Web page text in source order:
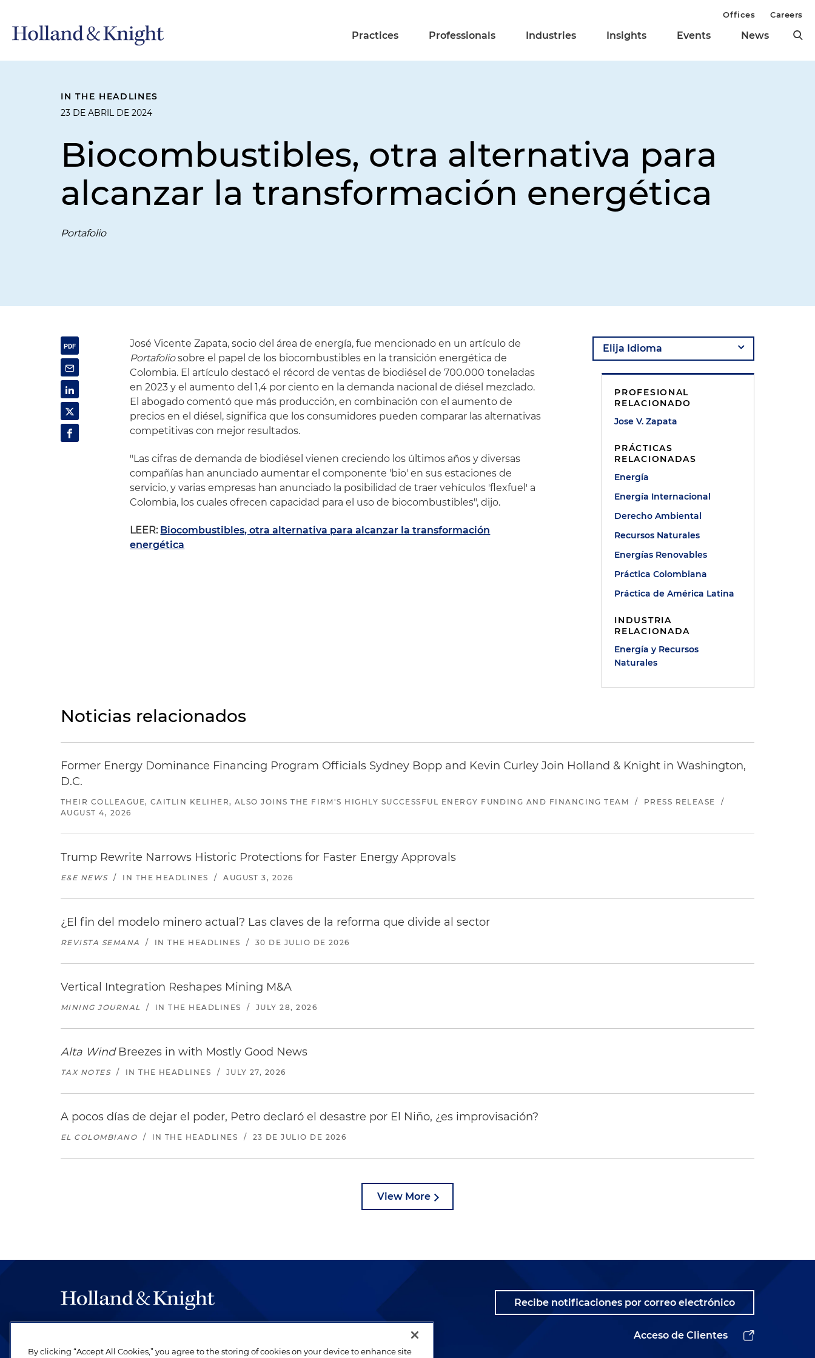
Practices Professionals Industries Insights Events News
Offices Careers
IN THE HEADLINES
23 DE ABRIL DE 2024
Biocombustibles, otra alternativa para
alcanzar la transformación energética
Portafolio
José Vicente Zapata, socio del área de energía, fue mencionado en un artículo de
Portafoliosobre el papel de los biocombustibles en la transición energética de
Colombia. El artículo destacó el récord de ventas de biodiésel de 700.000 toneladas
en 2023 y el aumento del 1,4 por ciento en la demanda nacional de diésel mezclado.
El abogado comentó que más producción, en combinación con el aumento de
precios en el diésel, significa que los consumidores pueden comparar las alternativas
competitivas con mejor resultados.
"Las cifras de demanda de biodiésel vienen creciendo los últimos años y diversas
compañías han anunciado aumentar el componente 'bio' en sus estaciones de
servicio, y varias empresas han anunciado la posibilidad de traer vehículos 'flexfuel' a
Colombia, los cuales ofrecen capacidad para el uso de biocombustibles", dijo.
LEER: Biocombustibles, otra alternativa para alcanzar la transformación
energética
PROFESIONAL
RELACIONADO
Jose V. Zapata
PRÁCTICAS
RELACIONADAS
Energía
Energía Internacional
Derecho Ambiental
Recursos Naturales
Energías Renovables
Práctica Colombiana
Práctica de América Latina
INDUSTRIA
RELACIONADA
Energía y Recursos
Naturales
Noticias relacionados
Former Energy Dominance Financing Program Officials Sydney Bopp and Kevin Curley Join Holland & Knight in Washington,
D.C.
THEIR COLLEAGUE, CAITLIN KELIHER, ALSO JOINS THE FIRM'S HIGHLY SUCCESSFUL ENERGY FUNDING AND FINANCING TEAM / PRESS RELEASE
/
AUGUST 4, 2026
Trump Rewrite Narrows Historic Protections for Faster Energy Approvals
E&E NEWS / IN THE HEADLINES / AUGUST 3, 2026
¿El fin del modelo minero actual? Las claves de la reforma que divide al sector
REVISTA SEMANA / IN THE HEADLINES / 30 DE JULIO DE 2026
Vertical Integration Reshapes Mining M&A
MINING JOURNAL / IN THE HEADLINES / JULY 28, 2026
Alta WindBreezes in with Mostly Good News
TAX NOTES / IN THE HEADLINES / JULY 27, 2026
A pocos días de dejar el poder, Petro declaró el desastre por El Niño, ¿es improvisación?
EL COLOMBIANO / IN THE HEADLINES / 23 DE JULIO DE 2026
View More
Recibe notificaciones por correo electrónico
Acceso de Clientes
By clicking “Accept All Cookies,” you agree to the storing of cookies on your device to enhance site